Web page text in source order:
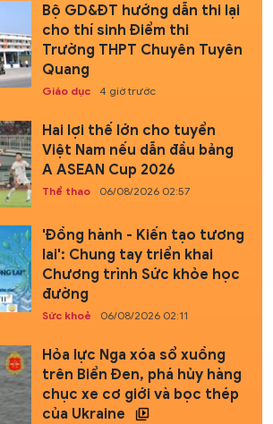
Bộ GD&ĐT hướng dẫn thi lại
cho thí sinh Điểm thi
Trường THPT Chuyên Tuyên
Quang
Giáo dục 4 giờ trước
Hai lợi thế lớn cho tuyển
Việt Nam nếu dẫn đầu bảng
A ASEAN Cup 2026
Thể thao 06/08/2026 02:57
'Đồng hành - Kiến tạo tương
lai': Chung tay triển khai
Chương trình Sức khỏe học
đường
Sức khoẻ 06/08/2026 02:11
Hỏa lực Nga xóa sổ xuồng
trên Biển Đen, phá hủy hàng
chục xe cơ giới và bọc thép
của Ukraine